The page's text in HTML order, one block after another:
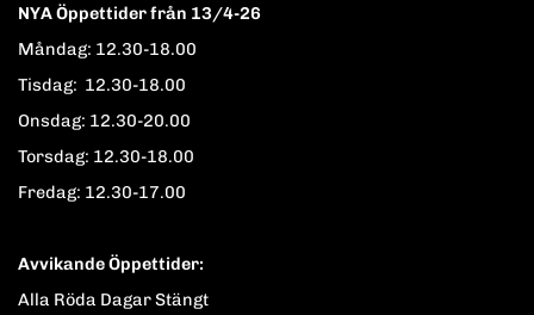
NYA Öppettider från 13/4-26
Måndag: 12.30-18.00
Tisdag: 12.30-18.00
Onsdag: 12.30-20.00
Torsdag: 12.30-18.00
Fredag: 12.30-17.00
Avvikande Öppettider:
Alla Röda Dagar Stängt